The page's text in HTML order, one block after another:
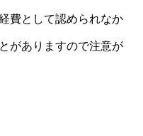
費として認められなか
がありますので注意が